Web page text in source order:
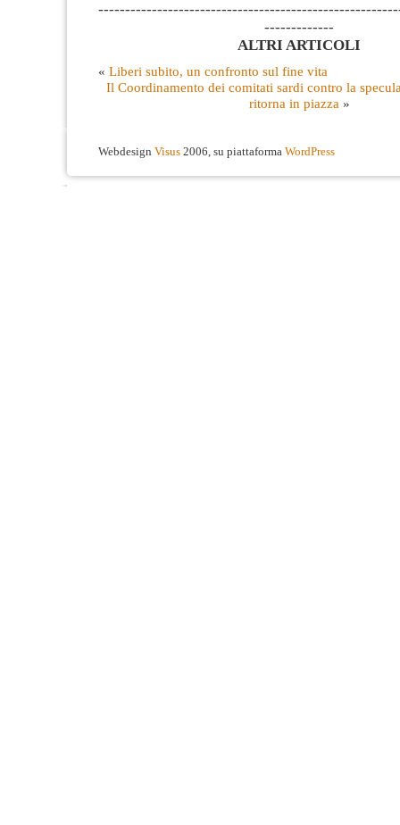
-------------
ALTRI ARTICOLI
« Liberi subito, un confronto sul fine vita
Il Coordinamento dei comitati sardi contro la
ritorna in piazza »
Webdesign Visus 2006, su piattaforma WordPress